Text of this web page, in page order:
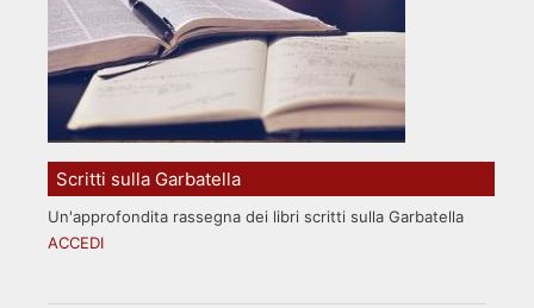
Scritti sulla Garbatella
Un'approfondita rassegna dei libri scritti sulla Garbatella
ACCEDI